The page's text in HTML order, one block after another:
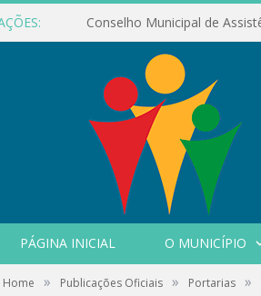
PÁGINA INICIAL O MUNICÍPIO
Home » Publicações Oficiais » Portarias »